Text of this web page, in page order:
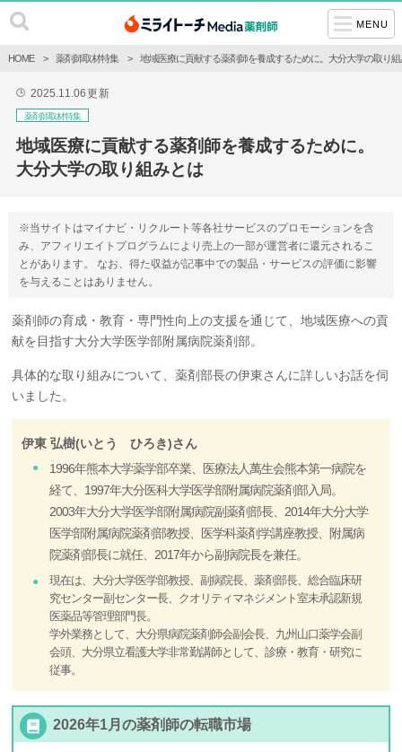
MENU
HOME 薬剤師取材特集 地域医療に貢献する薬剤師を養成するために。大分大学の取り組
🕒 2025.11.06更新
薬剤師取材特集
地域医療に貢献する薬剤師を養成するために。
大分大学の取り組みとは
※当サイトはマイナビ・リクルート等各社サービスのプロモーションを含
み、アフィリエイトプログラムにより売上の一部が運営者に還元されるこ
とがあります。 なお、得た収益が記事中での製品・サービスの評価に影響
を与えることはありません。
薬剤師の育成・教育・専門性向上の支援を通じて、地域医療への貢
献を目指す大分大学医学部附属病院薬剤部。
具体的な取り組みについて、薬剤部長の伊東さんに詳しいお話を伺
いました。
伊東 弘樹(いとう ひろき)さん
1996年熊本大学薬学部卒業、医療法人萬生会熊本第一病院を
経て、1997年大分医科大学医学部附属病院薬剤部入局。
2003年大分大学医学部附属病院副薬剤部長、2014年大分大学
医学部附属病院薬剤部教授、医学科薬剤学講座教授、附属病
院薬剤部長に就任、2017年から副病院長を兼任。
現在は、大分大学医学部教授、副病院長、薬剤部長、総合臨床研
究センター副センター長、クオリティマネジメント室未承認新規
医薬品等管理部門長。
学外業務として、大分県病院薬剤師会副会長、九州山口薬学会副
会頭、大分県立看護大学非常勤講師として、診療・教育・研究に
従事。
2026年1月の薬剤師の転職市場